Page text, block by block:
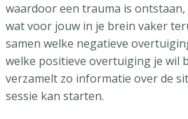
waardoor een trauma is
wat voor jouw in je brein vaker
samen welke negatieve
welke positieve overtuiging je wil
verzamelt zo informatie over de
sessie kan starten.